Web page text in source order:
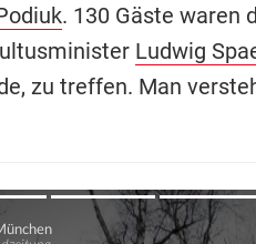
. 130 Gäste waren
Ludwig
zu treffen. Man